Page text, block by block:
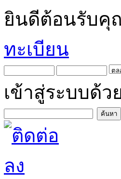
ยินดีต้อนรับคุ
ทะเบียน
เข้าสู่ระบบด้ว